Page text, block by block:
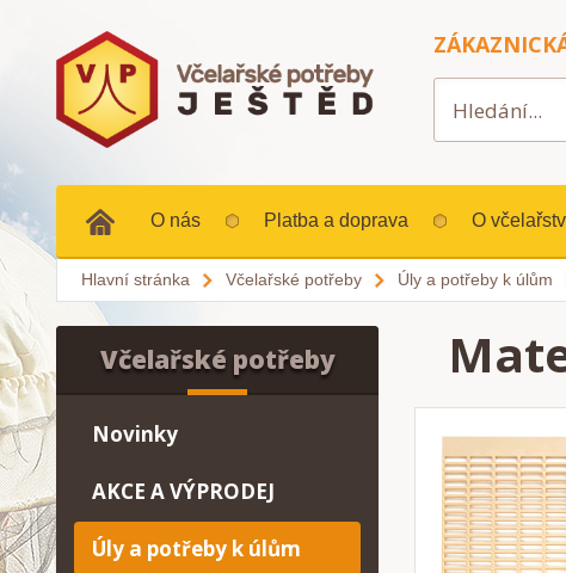
O nás Platba a doprava O
Hlavní stránka Včelařské potřeby Úly a potřeby k úlům
Včelařské potřeby
Novinky
AKCE A VÝPRODEJ
Úly a potřeby k úlům